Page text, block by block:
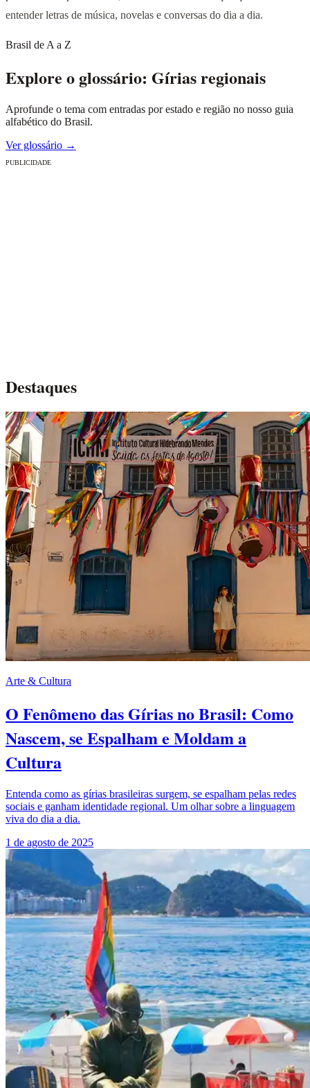
entender letras de música, novelas e conversas do dia a dia.
Brasil de A a Z
Explore o glossário: Gírias regionais
Aprofunde o tema com entradas por estado e região no nosso guia
alfabético do Brasil.
Ver glossário →
PUBLICIDADE
Destaques
Arte & Cultura
O Fenômeno das Gírias no Brasil: Como
Nascem, se Espalham e Moldam a
Cultura
Entenda como as gírias brasileiras surgem, se espalham pelas redes
sociais e ganham identidade regional. Um olhar sobre a linguagem
viva do dia a dia.
1 de agosto de 2025